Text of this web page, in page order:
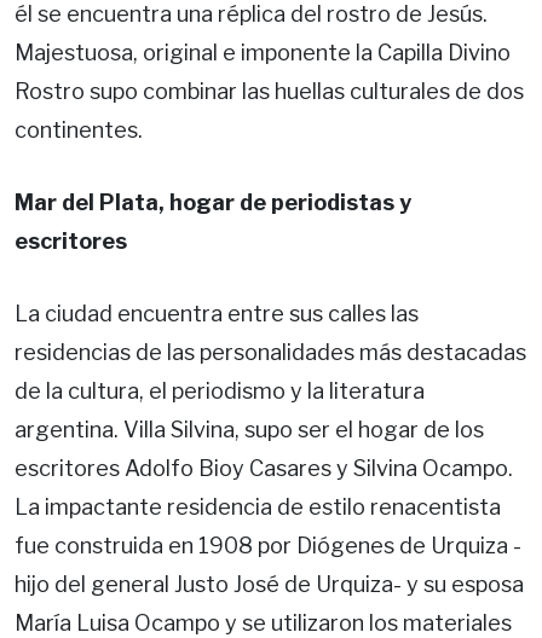
él se encuentra una réplica del rostro de Jesús.
Majestuosa, original e imponente la Capilla Divino
Rostro supo combinar las huellas culturales de dos
continentes.
Mar del Plata, hogar de periodistas y
escritores
La ciudad encuentra entre sus calles las
residencias de las personalidades más destacadas
de la cultura, el periodismo y la literatura
argentina. Villa Silvina, supo ser el hogar de los
escritores Adolfo Bioy Casares y Silvina Ocampo.
La impactante residencia de estilo renacentista
fue construida en 1908 por Diógenes de Urquiza -
hijo del general Justo José de Urquiza- y su esposa
María Luisa Ocampo y se utilizaron los materiales